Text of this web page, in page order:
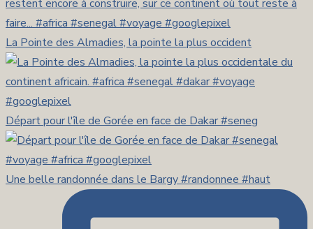
La Pointe des Almadies, la pointe la plus occident
Départ pour l'île de Gorée en face de Dakar #seneg
Une belle randonnée dans le Bargy #randonnee #haut